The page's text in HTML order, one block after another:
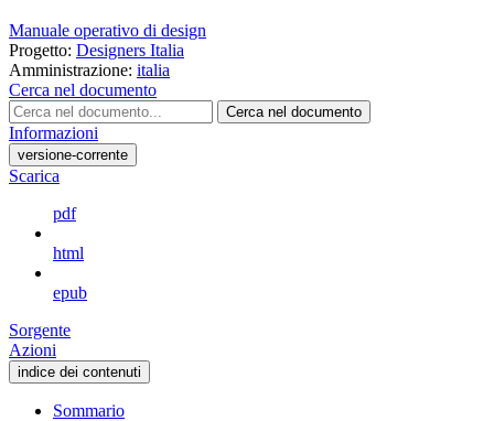
Manuale operativo di design
Progetto: Designers Italia
Amministrazione: italia
Cerca nel documento
Cerca nel documento
Informazioni
versione-corrente
Scarica
pdf
html
epub
Sorgente
Azioni
indice dei contenuti
Sommario